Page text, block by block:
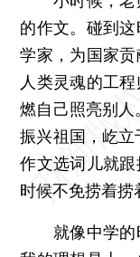
的作文。碰到
学家，为国家
人类灵魂的工
燃自己照亮别人
振兴祖国，屹立
作文选词儿就
时候不免捞着捞
就像中学的时